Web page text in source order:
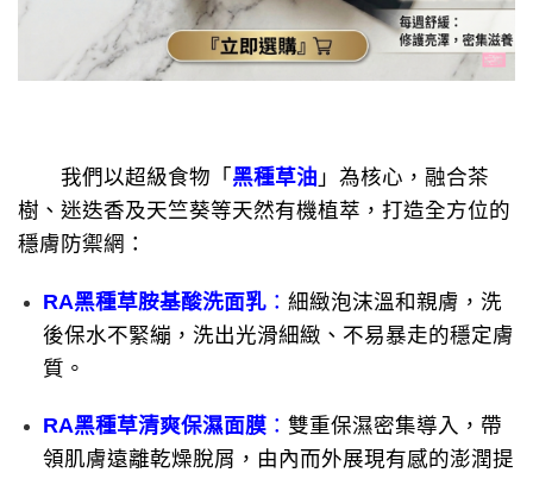
我們以超級食物「黑種草油 」為核心，融合茶
樹、迷迭香及天竺葵等天然有機植萃，打造全方位的
穩膚防禦網：
RA黑種草胺基酸洗面乳： 細緻泡沫溫和親膚，洗
後保水不緊繃，洗出光滑細緻、不易暴走的穩定膚
質。
RA黑種草清爽保濕面膜： 雙重保濕密集導入，帶
領肌膚遠離乾燥脫屑，由內而外展現有感的澎潤提